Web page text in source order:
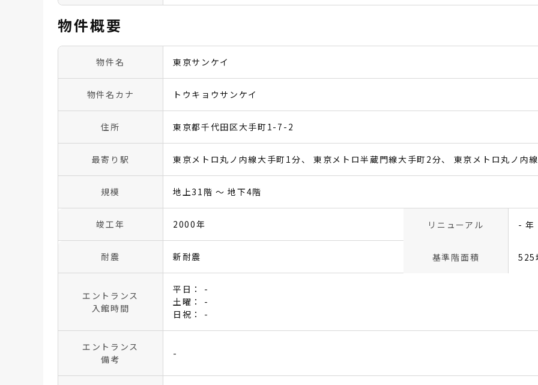
物件概要
物件名 東京サンケイ
物件名カナ トウキョウサンケイ
住所 東京都千代田区大手町1-7-2
最寄り駅 東京メトロ丸ノ内線大手町1分 東京メトロ半蔵門線大手町2分 東京メトロ丸ノ内
規模 地上31階 〜 地下4階
竣工年 2000年 リニューアル - 年
耐震 新耐震 基準階面積 525
エントランス
入館時間
平日： -
土曜： -
日祝： -
エントランス
備考
-